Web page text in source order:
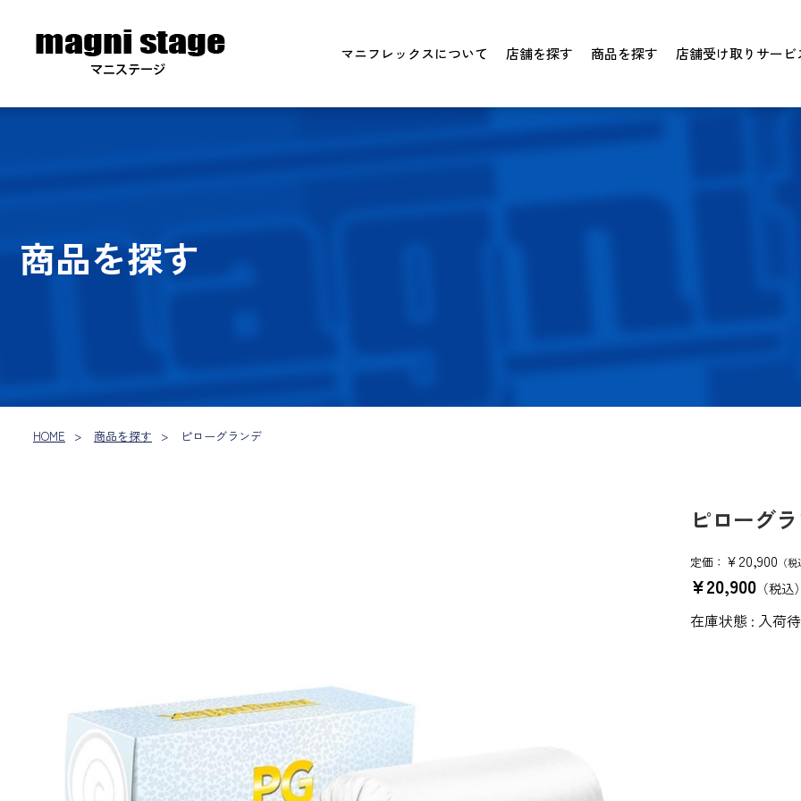
マニフレックスについて 店舗を探す 商品を探す 店舗受け取りサービ
商品を探す
HOME 商品を探す ピローグランデ
ピローグ
定価： ¥20,900 （税
¥20,900 （税込）
在庫状態 : 入荷